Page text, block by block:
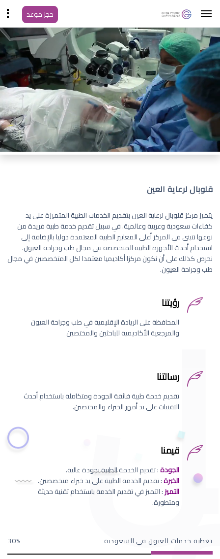
حجز موعد
قلوبال لرعاية العين
يتميز مركز قلوبال لرعاية العين بتقديم الخدمات الطبية المتميزة على يد
كفاءات سعودية وعربية وعالمية. في سبيل تقديم خدمة طبية فريدة من
نوعها نتبنى في المركز أعلى المعايير الطبية المعتمدة دوليا بالإضافة إلى
استخدام أحدث الأجهزة الطبية المتخصصة في مجال طب وجراحة العيون.
نحرص كذلك على أن نكون مركزا أكاديميا معتمدا لكل المتخصصين في مجال
طب وجراحة العيون.
رؤيتنا
المحافظة على الريادة الإقليمية في طب وجراحة العيون
والمرجعية الأكاديمية للباحثين والمختصين
رسالتنا
تقديم خدمة طبية فائقة الجودة ومتكاملة باستخدام أحدث
التقنيات على يد أمهر الخبراء والمختصين.
قيمنا
الجودة: تقديم الخدمة الطبية بجودة عالية.
الخبرة: تقديم الخدمة الطبية على يد خبراء متخصصين.
التميز: التميز في تقديم الخدمة باستخدام تقنية حديثة
ومتطورة.
تغطية خدمات العيون في السعودية 30